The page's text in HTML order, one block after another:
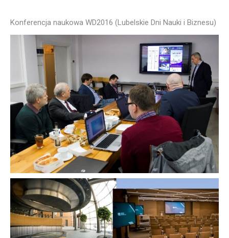
Konferencja naukowa WD2016 (Lubelskie Dni Nauki i Biznesu)